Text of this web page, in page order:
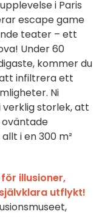
i Paris
escape game
teater – ett
Under 60
kommer du
infiltrera ett
Ni
storlek, att
i en 300 m²
illusioner,
utflykt!